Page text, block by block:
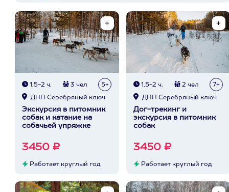
1,5-2 ч. 3 чел 5+
ДНП Серебряный ключ
Экскурсия в питомник
собак и катание на
собачьей упряжке
3450 ₽
Работает круглый год
1,5-2 ч. 2 чел 7+
ДНП Серебряный ключ
Дог-трекинг и
экскурсия в питомник
собак
3450 ₽
Работает круглый год